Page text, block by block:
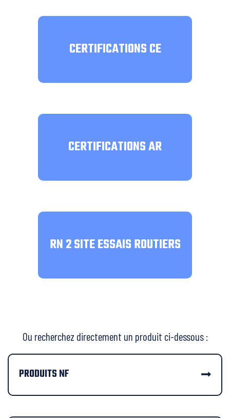
CERTIFICATIONS CE
CERTIFICATIONS AR
RN 2 SITE ESSAIS ROUTIERS
Ou recherchez directement un produit ci-dessous :
PRODUITS NF